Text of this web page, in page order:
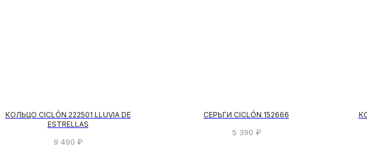
КОЛЬЦО CICLÓN 222501 LLUVIA DE
ESTRELLAS
9 490 ₽
СЕРЬГИ CICLÓN 152666
5 390 ₽